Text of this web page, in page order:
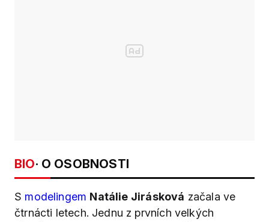
BIO· O OSOBNOSTI
S modelingem Natálie Jirásková začala ve
čtrnácti letech. Jednu z prvních velkých